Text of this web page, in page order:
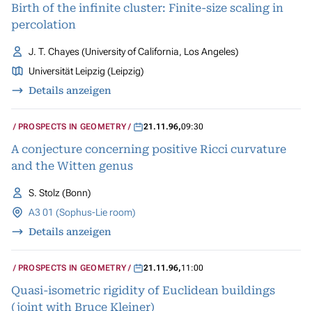
Birth of the infinite cluster: Finite-size scaling in
percolation
J. T. Chayes (University of California, Los Angeles)
Universität Leipzig (Leipzig)
Details anzeigen
PROSPECTS IN GEOMETRY 21.11.96,09:30
A conjecture concerning positive Ricci curvature
and the Witten genus
S. Stolz (Bonn)
A3 01 (Sophus-Lie room)
Details anzeigen
PROSPECTS IN GEOMETRY 21.11.96,11:00
Quasi-isometric rigidity of Euclidean buildings
(joint with Bruce Kleiner)